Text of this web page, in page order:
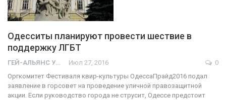
Одесситы планируют провести шествие в
поддержку ЛГБТ
ГЕЙ-АЛЬЯНС УКРАИНА Июл 27, 2016
0
Оргкомитет Фестиваля квир-культуры ОдессаПрайд2016 подал
заявление в горсовет на проведение уличной правозащитной
акции. Если руководство города не струсит, Одессе предстоит